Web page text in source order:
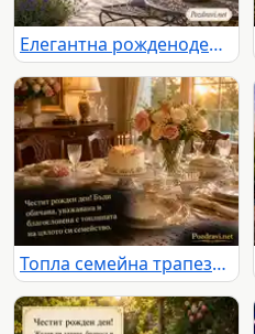
Елегантна рожденоденска картичка с лавандула, рози и фонтан
Топла семейна трапеза с торта и нежен поздрав за рожден ден